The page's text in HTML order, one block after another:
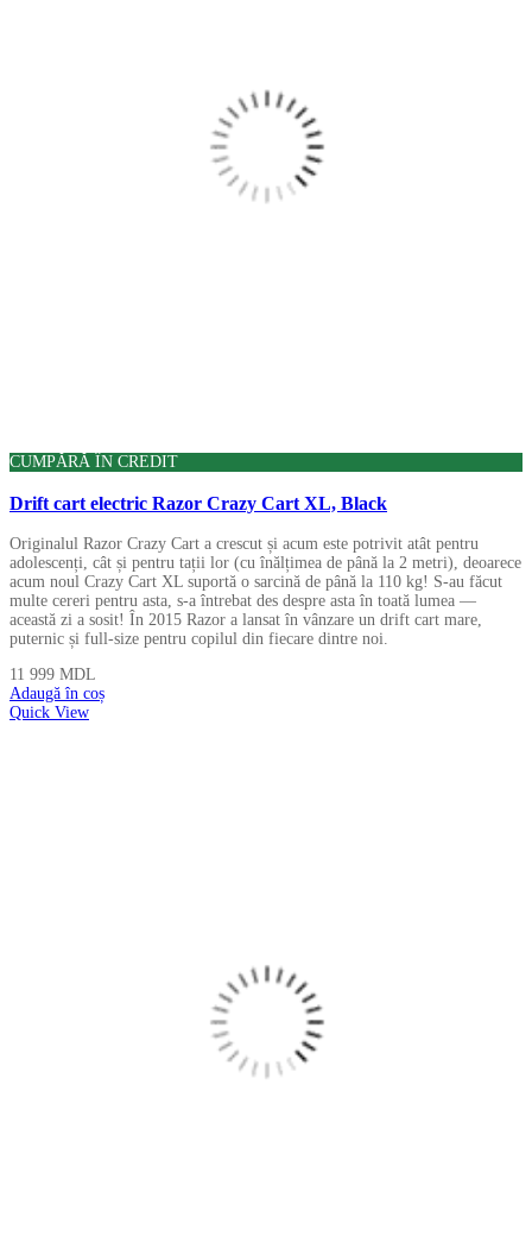
CUMPĂRĂ ÎN CREDIT
Drift cart electric Razor Crazy Cart XL, Black
Originalul Razor Crazy Cart a crescut și acum este potrivit atât pentru
adolescenți, cât și pentru tații lor (cu înălțimea de până la 2 metri), deoarece
acum noul Crazy Cart XL suportă o sarcină de până la 110 kg! S-au făcut
multe cereri pentru asta, s-a întrebat des despre asta în toată lumea —
această zi a sosit! În 2015 Razor a lansat în vânzare un drift cart mare,
puternic și full-size pentru copilul din fiecare dintre noi.
11 999 MDL
Adaugă în coș
Quick View